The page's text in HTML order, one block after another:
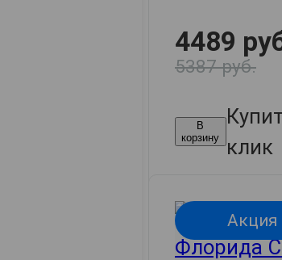
4489
5387 руб.
В
корзину клик
Акция